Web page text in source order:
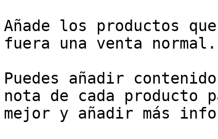
Añade los productos
fuera una venta normal.
Puedes añadir
nota de cada producto
mejor y añadir más